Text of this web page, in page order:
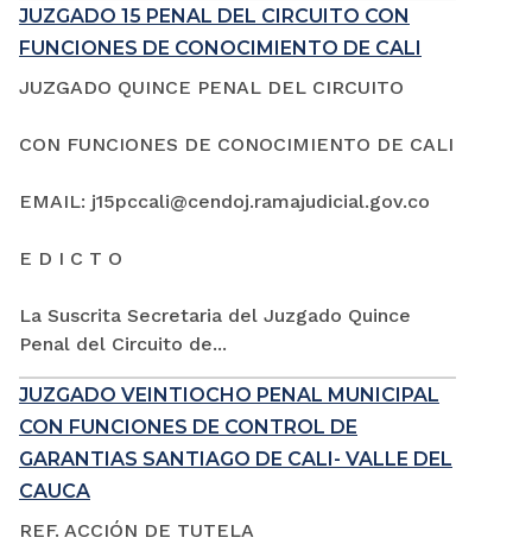
JUZGADO 15 PENAL DEL CIRCUITO CON
FUNCIONES DE CONOCIMIENTO DE CALI
JUZGADO QUINCE PENAL DEL CIRCUITO
CON FUNCIONES DE CONOCIMIENTO DE CALI
EMAIL: j15pccali@cendoj.ramajudicial.gov.co
E D I C T O
La Suscrita Secretaria del Juzgado Quince
Penal del Circuito de...
JUZGADO VEINTIOCHO PENAL MUNICIPAL
CON FUNCIONES DE CONTROL DE
GARANTIAS SANTIAGO DE CALI- VALLE DEL
CAUCA
REF. ACCIÓN DE TUTELA